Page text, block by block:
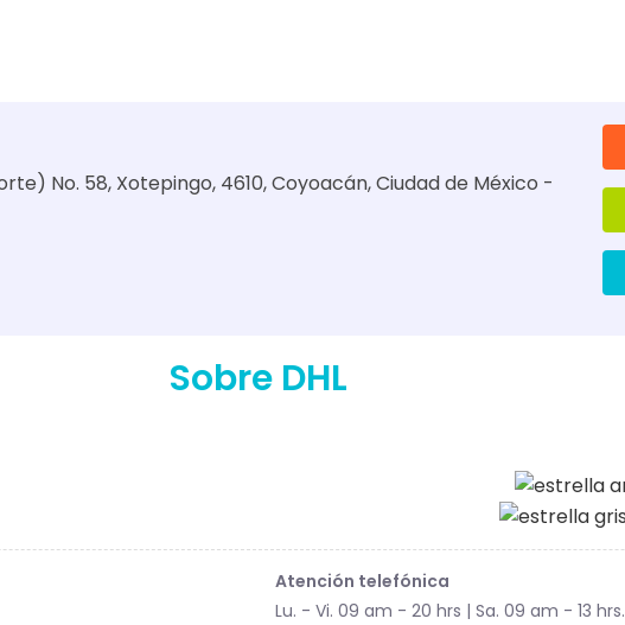
No. 58, Xotepingo, 4610, Coyoacán, Ciudad de México -
Sobre DHL
Atención telefónica
Lu. - Vi. 09 am - 20 hrs | Sa. 09 am - 13 hrs.